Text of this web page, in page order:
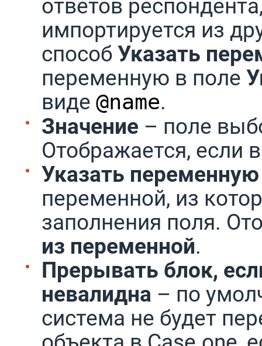
импортируется из
способУказать
переменную в поле
виде @name.
Значение – поле
Отображается, если
Указать переменную
переменной, из
заполнения поля.
из переменной.
Прерывать блок,
невалидна – по
система не будет